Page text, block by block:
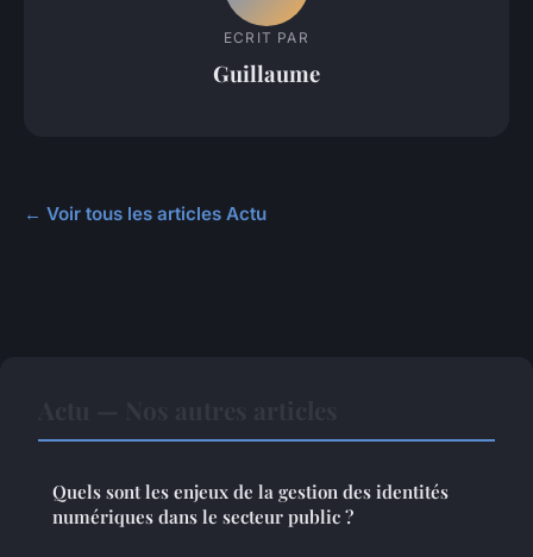
ECRIT PAR
Guillaume
← Voir tous les articles Actu
Quels sont les enjeux de la gestion des identités
numériques dans le secteur public ?